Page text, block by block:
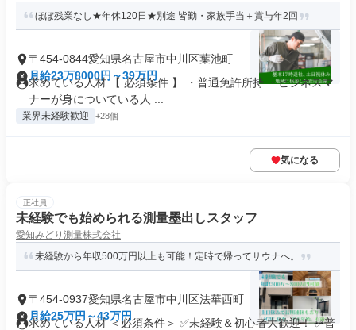
ほぼ残業なし★年休120日★別途 皆勤・家族手当＋賞与年2回
〒454-0844愛知県名古屋市中川区葉池町
月給23万8000円～39万円
求めている人材 【 必須条件 】 ・普通免許所持 ・ビジネスマ
ナーが身についている人 ...
業界未経験歓迎 +28個
気になる
正社員
未経験でも始められる測量墨出しスタッフ
愛知みどり測量株式会社
未経験から年収500万円以上も可能！定時で帰ってサウナへ。
〒454-0937愛知県名古屋市中川区法華西町
月給25万円～43万円
求めている人材 ＜必須条件＞ ✅未経験＆初心者大歓迎！ ✅普